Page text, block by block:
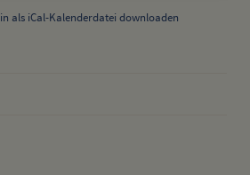
als iCal-Kalenderdatei downloaden